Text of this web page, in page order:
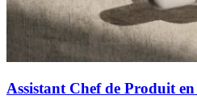
Assistant Chef de Produit